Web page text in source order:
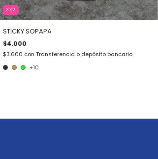
3X2
STICKY SOPAPA
$4.000
$3.600 con Transferencia o depósito bancario
+10